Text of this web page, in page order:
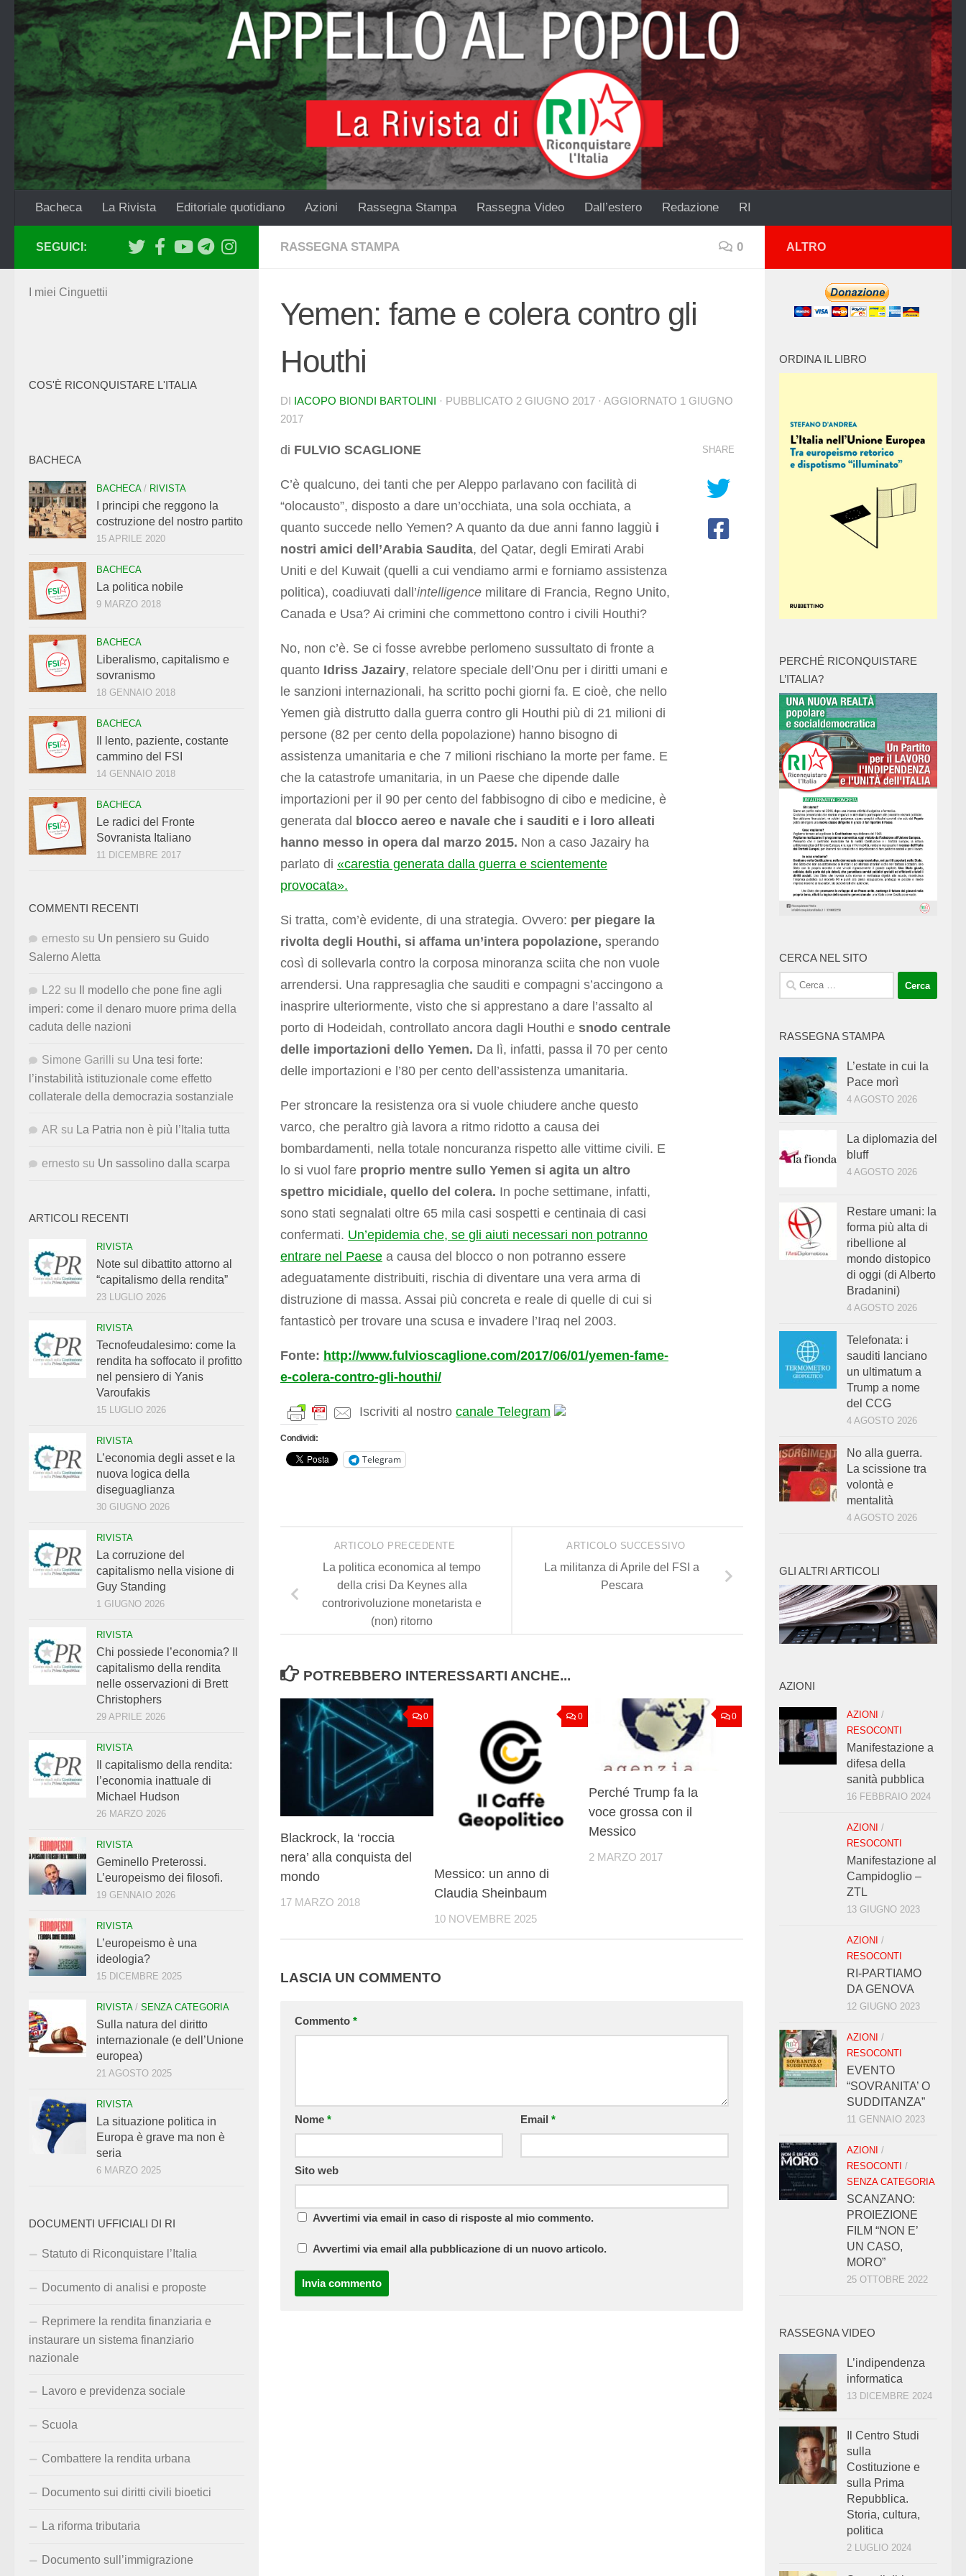
Salta al contenuto
Bacheca La Rivista Editoriale quotidiano Azioni Rassegna Stampa Rassegna Video Dall’estero Redazione RI
RASSEGNA STAMPA 0
Yemen: fame e colera contro gli
Houthi
DI IACOPO BIONDI BARTOLINI · PUBBLICATO 2 GIUGNO 2017 · AGGIORNATO 1 GIUGNO
2017
di FULVIO SCAGLIONE
C’è qualcuno, dei tanti che per Aleppo parlavano con facilità di
“olocausto”, disposto a dare un’occhiata, una sola occhiata, a
quanto succede nello Yemen? A quanto da due anni fanno laggiù i
nostri amici dell’Arabia Saudita, del Qatar, degli Emirati Arabi
Uniti e del Kuwait (quelli a cui vendiamo armi e forniamo assistenza
politica), coadiuvati dall’intelligence militare di Francia, Regno Unito,
Canada e Usa? Ai crimini che commettono contro i civili Houthi?
No, non c’è. Se ci fosse avrebbe perlomeno sussultato di fronte a
quanto Idriss Jazairy, relatore speciale dell’Onu per i diritti umani e
le sanzioni internazionali, ha scritto pochi giorni fa. E cioè, che nello
Yemen già distrutto dalla guerra contro gli Houthi più di 21 milioni di
persone (82 per cento della popolazione) hanno bisogno di
assistenza umanitaria e che 7 milioni rischiano la morte per fame. E
che la catastrofe umanitaria, in un Paese che dipende dalle
importazioni per il 90 per cento del fabbisogno di cibo e medicine, è
generata dal blocco aereo e navale che i sauditi e i loro alleati
hanno messo in opera dal marzo 2015. Non a caso Jazairy ha
parlato di «carestia generata dalla guerra e scientemente
provocata».
Si tratta, com’è evidente, di una strategia. Ovvero: per piegare la
rivolta degli Houthi, si affama un’intera popolazione, sperando
così di sollevarla contro la corposa minoranza sciita che non vuole
arrendersi. Una rappresaglia che sauditi e compagni s’accingono a
inasprire ulteriormente, visto che si apprestano a dare l’assalto al
porto di Hodeidah, controllato ancora dagli Houthi e snodo centrale
delle importazioni dello Yemen. Da lì, infatti, passa il 70 per cento
delle importazioni e l’80 per cento dell’assistenza umanitaria.
Per stroncare la resistenza ora si vuole chiudere anche questo
varco, che peraltro già lavora a ritmo ridotto a causa dei
bombardamenti, nella totale noncuranza rispetto alle vittime civili. E
lo si vuol fare proprio mentre sullo Yemen si agita un altro
spettro micidiale, quello del colera. In poche settimane, infatti,
sono stati segnalati oltre 65 mila casi sospetti e centinaia di casi
confermati. Un’epidemia che, se gli aiuti necessari non potranno
entrare nel Paese a causa del blocco o non potranno essere
adeguatamente distribuiti, rischia di diventare una vera arma di
distruzione di massa. Assai più concreta e reale di quelle di cui si
fantasticò per trovare una scusa e invadere l’Iraq nel 2003.
Fonte: http://www.fulvioscaglione.com/2017/06/01/yemen-fame-
e-colera-contro-gli-houthi/
Iscriviti al nostro canale Telegram
Condividi:
Telegram
SHARE
ARTICOLO SUCCESSIVO
La militanza di Aprile del FSI a
Pescara
ARTICOLO PRECEDENTE
La politica economica al tempo
della crisi Da Keynes alla
controrivoluzione monetarista e
(non) ritorno
POTREBBERO INTERESSARTI ANCHE...
0
Blackrock, la ‘roccia
nera’ alla conquista del
mondo
17 MARZO 2018
0
Messico: un anno di
Claudia Sheinbaum
10 NOVEMBRE 2025
0
Perché Trump fa la
voce grossa con il
Messico
2 MARZO 2017
LASCIA UN COMMENTO
Commento *
Nome * Email*
Sito web
Avvertimi via email in caso di risposte al mio commento.
Avvertimi via email alla pubblicazione di un nuovo articolo.
SEGUICI:
I miei Cinguettii
COS'È RICONQUISTARE L'ITALIA
BACHECA
BACHECA/ RIVISTA
I principi che reggono la
costruzione del nostro partito
15 APRILE 2020
BACHECA
La politica nobile
9 MARZO 2018
BACHECA
Liberalismo, capitalismo e
sovranismo
18 GENNAIO 2018
BACHECA
Il lento, paziente, costante
cammino del FSI
14 GENNAIO 2018
BACHECA
Le radici del Fronte
Sovranista Italiano
11 DICEMBRE 2017
COMMENTI RECENTI
ernesto su Un pensiero su Guido
Salerno Aletta
L22 su
Il modello che pone fine agli
imperi: come il denaro muore prima della
caduta delle nazioni
Simone Garilli su Una tesi forte:
l’instabilità istituzionale come effetto
collaterale della democrazia sostanziale
AR su La Patria non è più l’Italia tutta
ernesto su Un sassolino dalla scarpa
ARTICOLI RECENTI
RIVISTA
Note sul dibattito attorno al
“capitalismo della rendita”
23 LUGLIO 2026
RIVISTA
Tecnofeudalesimo: come la
rendita ha soffocato il profitto
nel pensiero di Yanis
Varoufakis
15 LUGLIO 2026
RIVISTA
L’economia degli asset e la
nuova logica della
diseguaglianza
30 GIUGNO 2026
RIVISTA
La corruzione del
capitalismo nella visione di
Guy Standing
1 GIUGNO 2026
RIVISTA
Chi possiede l’economia? Il
capitalismo della rendita
nelle osservazioni di Brett
Christophers
29 APRILE 2026
RIVISTA
Il capitalismo della rendita:
l’economia inattuale di
Michael Hudson
26 MARZO 2026
RIVISTA
Geminello Preterossi.
L’europeismo dei filosofi.
19 GENNAIO 2026
RIVISTA
L’europeismo è una
ideologia?
15 DICEMBRE 2025
RIVISTA/ SENZA CATEGORIA
Sulla natura del diritto
internazionale (e dell’Unione
europea)
21 AGOSTO 2025
RIVISTA
La situazione politica in
Europa è grave ma non è
seria
6 MARZO 2025
DOCUMENTI UFFICIALI DI RI
Statuto di Riconquistare l’Italia
Documento di analisi e proposte
Reprimere la rendita finanziaria e
instaurare un sistema finanziario
nazionale
Lavoro e previdenza sociale
Scuola
Combattere la rendita urbana
Documento sui diritti civili bioetici
La riforma tributaria
Documento sull’immigrazione
ALTRO
ORDINA IL LIBRO
PERCHÉ RICONQUISTARE
L’ITALIA?
CERCA NEL SITO
Ricerca
per:
RASSEGNA STAMPA
L’estate in cui la
Pace morì
4 AGOSTO 2026
La diplomazia del
bluff
4 AGOSTO 2026
Restare umani: la
forma più alta di
ribellione al
mondo distopico
di oggi (di Alberto
Bradanini)
4 AGOSTO 2026
Telefonata: i
sauditi lanciano
un ultimatum a
Trump a nome
del CCG
4 AGOSTO 2026
No alla guerra.
La scissione tra
volontà e
mentalità
4 AGOSTO 2026
GLI ALTRI ARTICOLI
AZIONI
AZIONI /
RESOCONTI
Manifestazione a
difesa della
sanità pubblica
16 FEBBRAIO 2024
AZIONI /
RESOCONTI
Manifestazione al
Campidoglio –
ZTL
13 GIUGNO 2023
AZIONI /
RESOCONTI
RI-PARTIAMO
DA GENOVA
12 GIUGNO 2023
AZIONI /
RESOCONTI
EVENTO
“SOVRANITA’ O
SUDDITANZA”
11 GENNAIO 2023
AZIONI /
RESOCONTI /
SENZA CATEGORIA
SCANZANO:
PROIEZIONE
FILM “NON E’
UN CASO,
MORO”
25 OTTOBRE 2022
RASSEGNA VIDEO
L’indipendenza
informatica
13 DICEMBRE 2024
Il Centro Studi
sulla
Costituzione e
sulla Prima
Repubblica.
Storia, cultura,
politica
2 LUGLIO 2024